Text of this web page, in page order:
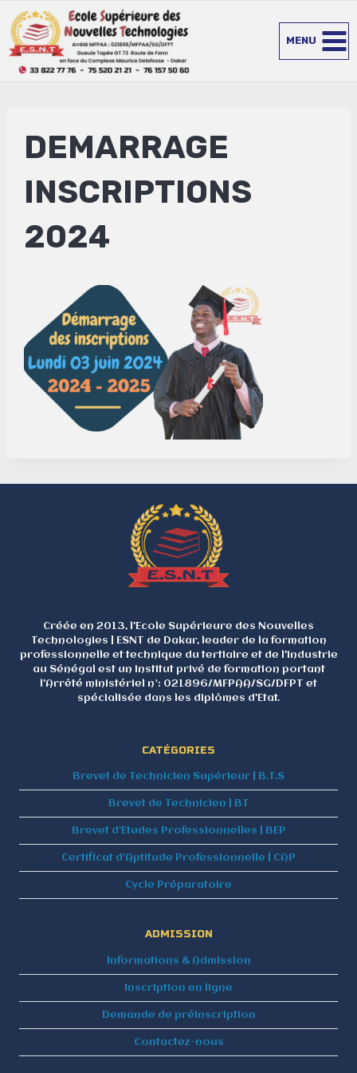
Aller
au
contenu
MENU
DEMARRAGE
INSCRIPTIONS
2024
Créée en 2013, l'Ecole Supérieure des Nouvelles
Technologies | ESNT de Dakar, leader de la formation
professionnelle et technique du tertiaire et de l'industrie
au Sénégal est un institut privé de formation portant
l'Arrêté ministériel n°: 021896/MFPAA/SG/DFPT et
spécialisée dans les diplômes d'Etat.
CATÉGORIES
Brevet de Technicien Supérieur | B.T.S
Brevet de Technicien | BT
Brevet d’Etudes Professionnelles | BEP
Certificat d’Aptitude Professionnelle | CAP
Cycle Préparatoire
ADMISSION
Informations & Admission
Inscription en ligne
Demande de préinscription
Contactez-nous
L'ESNT vous informe qu'en raison
du départ en congé du personnel
administratif, les inscriptions et
réinscriptions se feront
uniquement en ligne duLundi 03
aoûtauLundi 21 septembre 2026.
L'ESNT vous remercie de la
FERMER